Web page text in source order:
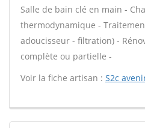
Salle de bain clé en main -
thermodynamique -
adoucisseur - filtration) -
complète ou partielle -
Voir la fiche artisan : S2c